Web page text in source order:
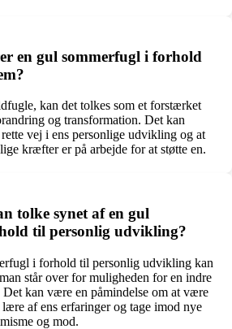
en gul sommerfugl i forhold
kan det tolkes som et forstærket
og transformation. Det kan
vej i ens personlige udvikling og at
kræfter er på arbejde for at støtte en.
tolke synet af en gul
til personlig udvikling?
i forhold til personlig udvikling kan
står over for muligheden for en indre
kan være en påmindelse om at være
af ens erfaringer og tage imod nye
og mod.